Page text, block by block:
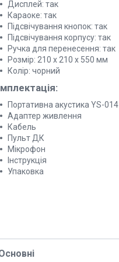
Дисплей: так
Караоке: так
Підсвічування кнопок: так
Підсвічування корпусу: так
Ручка для перенесення: так
Розмір: 210 х 210 х 550 мм
Колір: чорний
Портативна акустика YS-014
Адаптер живлення
Кабель
Пульт ДК
Мікрофон
Інструкція
Упаковка